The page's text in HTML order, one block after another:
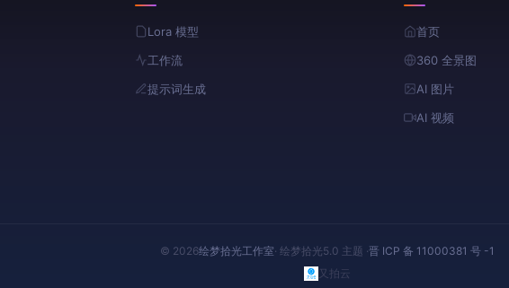
Lora 模型
工作流
提示词生成
首页
360 全景图
AI 图片
AI 视频
© 2026绘梦拾光工作室· 绘梦拾光5.0 主题 ·晋 ICP 备 11000381 号 -1
又拍云